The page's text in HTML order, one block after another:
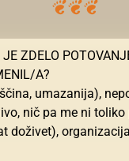
ZDELO
A?
umazanija),
nič pa me ni toliko
doživet),